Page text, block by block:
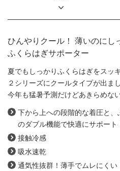
ひんやりクール！ 薄いのにし
ふくらはぎサポーター
夏でもしっかりふくらはぎをスッ
２シリーズにクールタイプが出ま
今年も猛暑予測だけどあきらめな
下から上への段階的な着圧と
のダブル機能で快適にサポート
接触冷感
吸水速乾
通気性抜群！薄手でムレにくい